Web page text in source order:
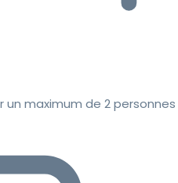
maximum de 2 personnes